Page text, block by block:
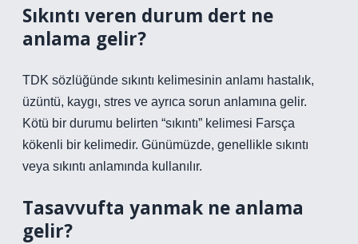
Sıkıntı veren durum dert ne
anlama gelir?
TDK sözlüğünde sıkıntı kelimesinin anlamı hastalık,
üzüntü, kaygı, stres ve ayrıca sorun anlamına gelir.
Kötü bir durumu belirten “sıkıntı” kelimesi Farsça
kökenli bir kelimedir. Günümüzde, genellikle sıkıntı
veya sıkıntı anlamında kullanılır.
Tasavvufta yanmak ne anlama
gelir?